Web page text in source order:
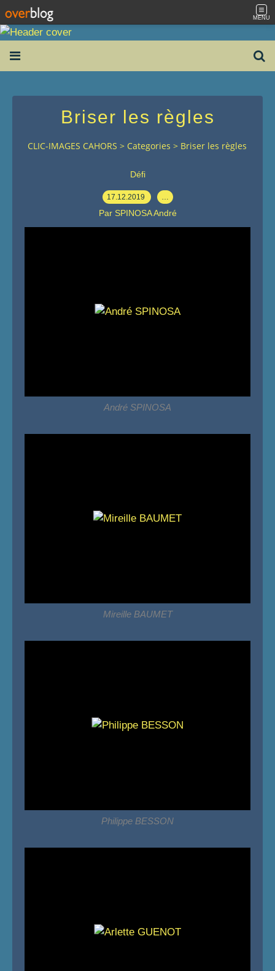
MENU
Briser les règles
CLIC-IMAGES CAHORS > Categories > Briser les règles
Défi
17.12.2019
Par SPINOSA André
André SPINOSA
Mireille BAUMET
Philippe BESSON